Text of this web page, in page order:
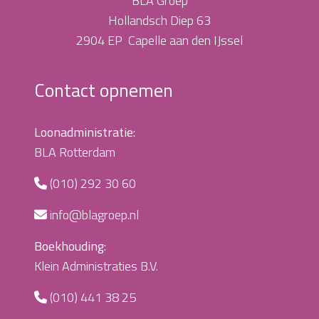
Hollandsch Diep 63
2904 EP Capelle aan den IJssel
Contact opnemen
Loonadministratie:
BLA Rotterdam
(010) 292 30 60
info@blagroep.nl
Boekhouding:
Klein Administraties B.V.
(010) 441 38 25